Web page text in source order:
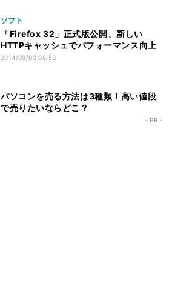
ソフト
「Firefox 32」正式版公開、新しい
HTTPキャッシュでパフォーマンス向上
2014/09/03 08:53
パソコンを売る方法は3種類！高い値段
で売りたいならどこ？
- PR -